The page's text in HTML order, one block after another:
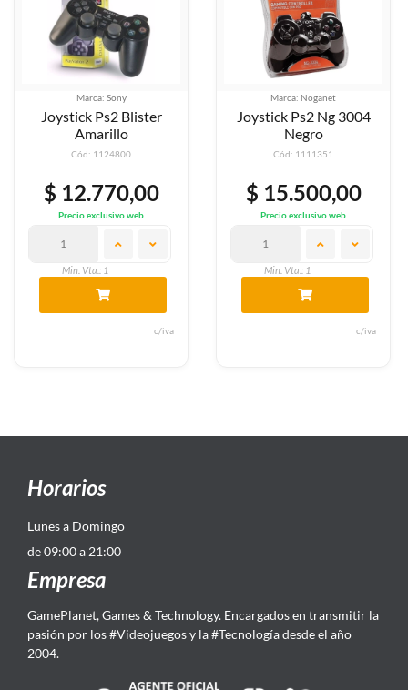
Marca: Sony
Joystick Ps2 Blister
Amarillo
Cód: 1124800
$ 12.770,00
Precio exclusivo web
Min. Vta.: 1
c/iva
Marca: Noganet
Joystick Ps2 Ng 3004
Negro
Cód: 1111351
$ 15.500,00
Precio exclusivo web
Min. Vta.: 1
c/iva
Horarios
Lunes a Domingo
de 09:00 a 21:00
Empresa
GamePlanet, Games & Technology. Encargados en transmitir la
pasión por los #Videojuegos y la #Tecnología desde el año
2004.